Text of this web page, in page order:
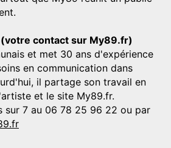
contact sur My89.fr)
et met 30 ans d'expérience
en communication dans
il partage son travail en
et le site My89.fr.
sur 7 au 06 78 25 96 22 ou par